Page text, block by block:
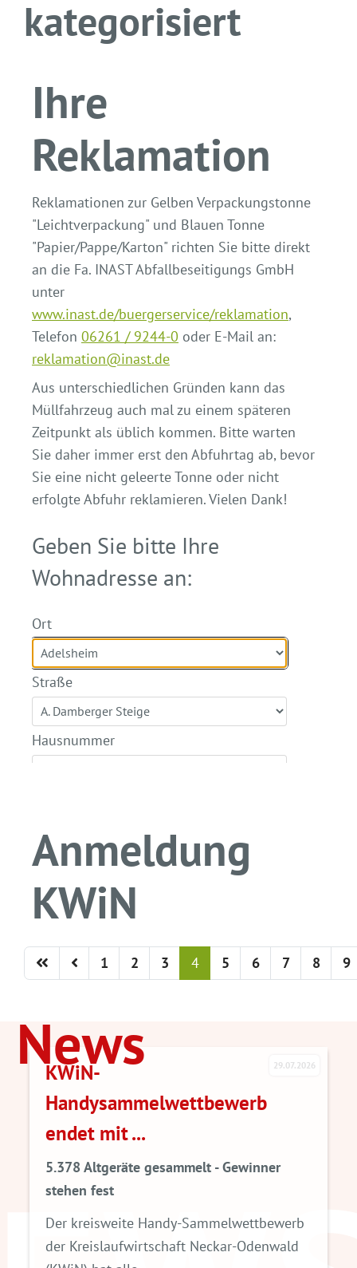
kategorisiert